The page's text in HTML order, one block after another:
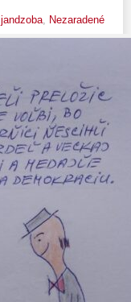
jandzoba Nezaradené